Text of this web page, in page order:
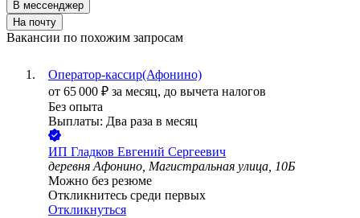
В мессенджер
На почту
Вакансии по похожим запросам
Оператор-кассир(Афонино)
от 65 000 ₽ за месяц, до вычета налогов
Без опыта
Выплаты: Два раза в месяц
ИП Гладков Евгений Сергеевич
деревня Афонино, Магистральная улица, 10Б
Можно без резюме
Откликнитесь среди первых
Откликнуться